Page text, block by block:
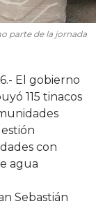
parte de la jornada
El gobierno
115 tinacos
con
agua
Sebastián